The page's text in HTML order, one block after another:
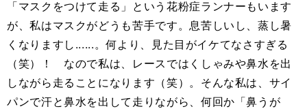
「マスクをつけて走る」という花粉症ランナーもいます
が、私はマスクがどうも苦手です。息苦しいし、蒸し暑
くなりますし......。何より、見た目がイケてなさすぎる
（笑）！ なので私は、レースではくしゃみや鼻水を出
しながら走ることになります（笑）。そんな私は、サイ
パンで汗と鼻水を出して走りながら、何回か「鼻うが